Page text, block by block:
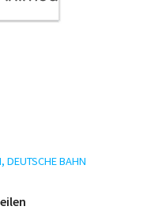
, DEUTSCHE BAHN